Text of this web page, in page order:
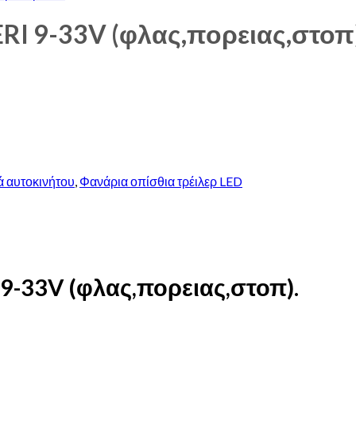
9-33V
αυτοκινήτου, Φανάρια οπίσθια τρέιλερ LED
33V (φλας,πορειας,στοπ).